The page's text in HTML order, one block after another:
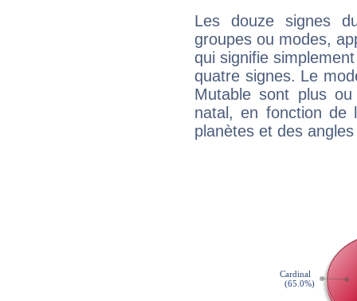
Les douze signes
groupes ou modes,
qui signifie
quatre signes. Le
Mutable sont plus
natal, en fonction de
planètes et des